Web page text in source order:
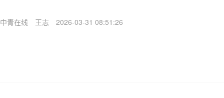
中青在线 王志 2026-03-31 08:51:26